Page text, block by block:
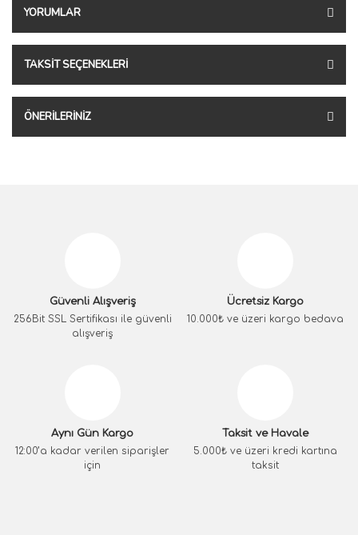
YORUMLAR
TAKSIT SEÇENEKLERI
ÖNERILERINIZ
Güvenli Alışveriş
256Bit SSL Sertifikası ile güvenli
alışveriş
Ücretsiz Kargo
10.000₺ ve üzeri kargo bedava
Aynı Gün Kargo
12:00’a kadar verilen siparişler
için
Taksit ve Havale
5.000₺ ve üzeri kredi kartına
taksit